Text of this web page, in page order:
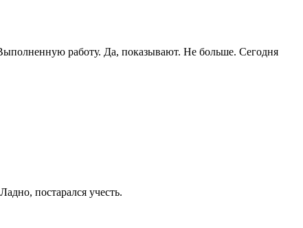
работу. Да, показывают. Не больше. Сегодня
постарался учесть.